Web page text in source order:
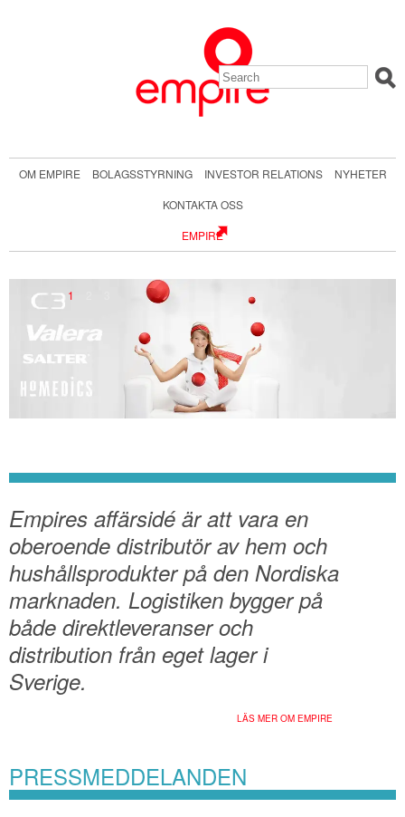
OM EMPIRE BOLAGSSTYRNING INVESTOR RELATIONS
NYHETER
KONTAKTA OSS
EMPIRE
1
Empires affärsidé är att vara en
oberoende distributör av hem och
hushållsprodukter på den Nordiska
marknaden. Logistiken bygger på
både direktleveranser och
distribution från eget lager i
Sverige.
LÄS MER OM EMPIRE
PRESSMEDDELANDEN